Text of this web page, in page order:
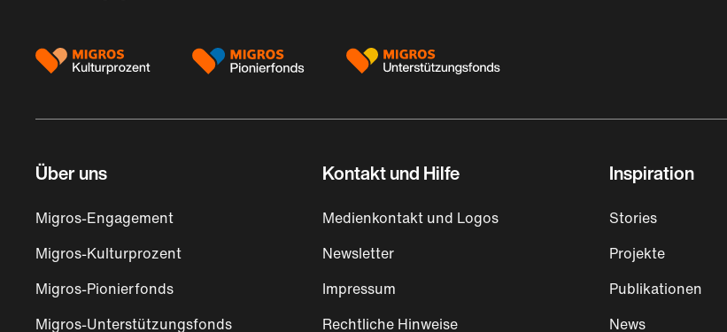
Über uns
Migros-Engagement
Migros-Kulturprozent
Migros-Pionierfonds
Migros-Unterstützungsfonds
Kontakt und Hilfe
Medienkontakt und Logos
Newsletter
Impressum
Rechtliche Hinweise
Inspiration
Stories
Projekte
Publikationen
News